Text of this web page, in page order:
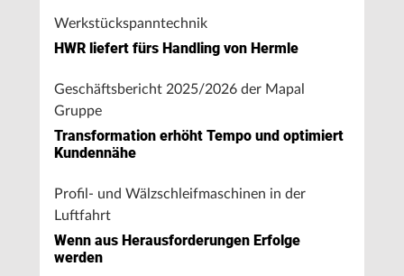
Werkstückspanntechnik
HWR liefert fürs Handling von Hermle
Geschäftsbericht 2025/2026 der Mapal
Gruppe
Transformation erhöht Tempo und optimiert
Kundennähe
Profil- und Wälzschleifmaschinen in der
Luftfahrt
Wenn aus Herausforderungen Erfolge
werden